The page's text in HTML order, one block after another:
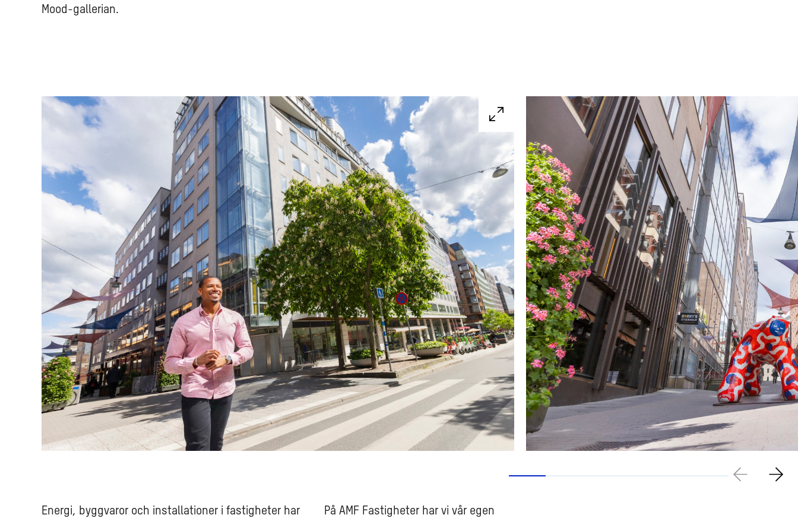
Mood-gallerian.
Energi, byggvaror och installationer i fastigheter har
På AMF Fastigheter har vi vår egen